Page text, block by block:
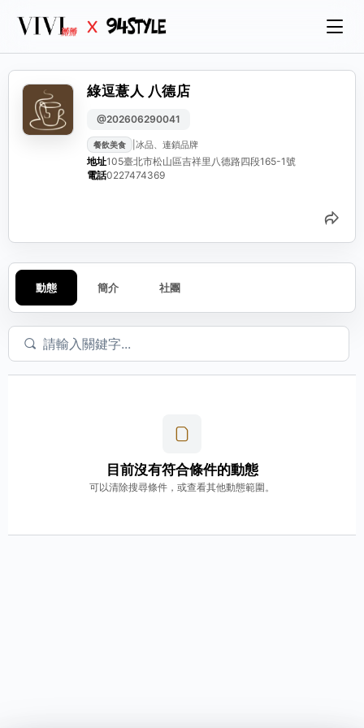
綠逗薏人 八德店
@202606290041
餐飲美食 冰品、連鎖品牌
地址105臺北市松山區吉祥里八德路四段165-1號
電話0227474369
分
動態 簡介 社團
目前沒有符合條件的動態
可以清除搜尋條件，或查看其他動態範圍。